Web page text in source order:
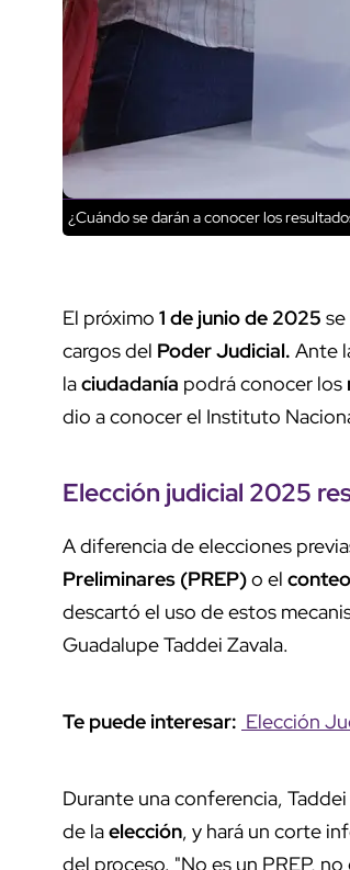
¿Cuándo se darán a conocer los
El próximo 1 de junio de 2025
cargos del Poder Judicial. Ante
laciudadanía podrá conocer los
dio a conocer el Instituto
Elección judicial 2025
A diferencia de elecciones
Preliminares (PREP)o el conteo
descartó el uso de estos
Guadalupe Taddei Zavala.
Te puede interesar: Elección
Durante una conferencia,
de laelección, y hará un corte
del proceso. "No es un PREP, no